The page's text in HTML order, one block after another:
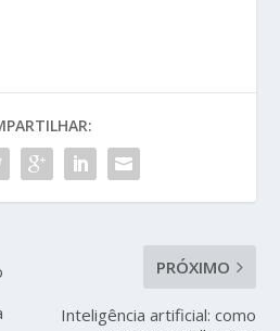
PRÓXIMO
Inteligência artificial: como